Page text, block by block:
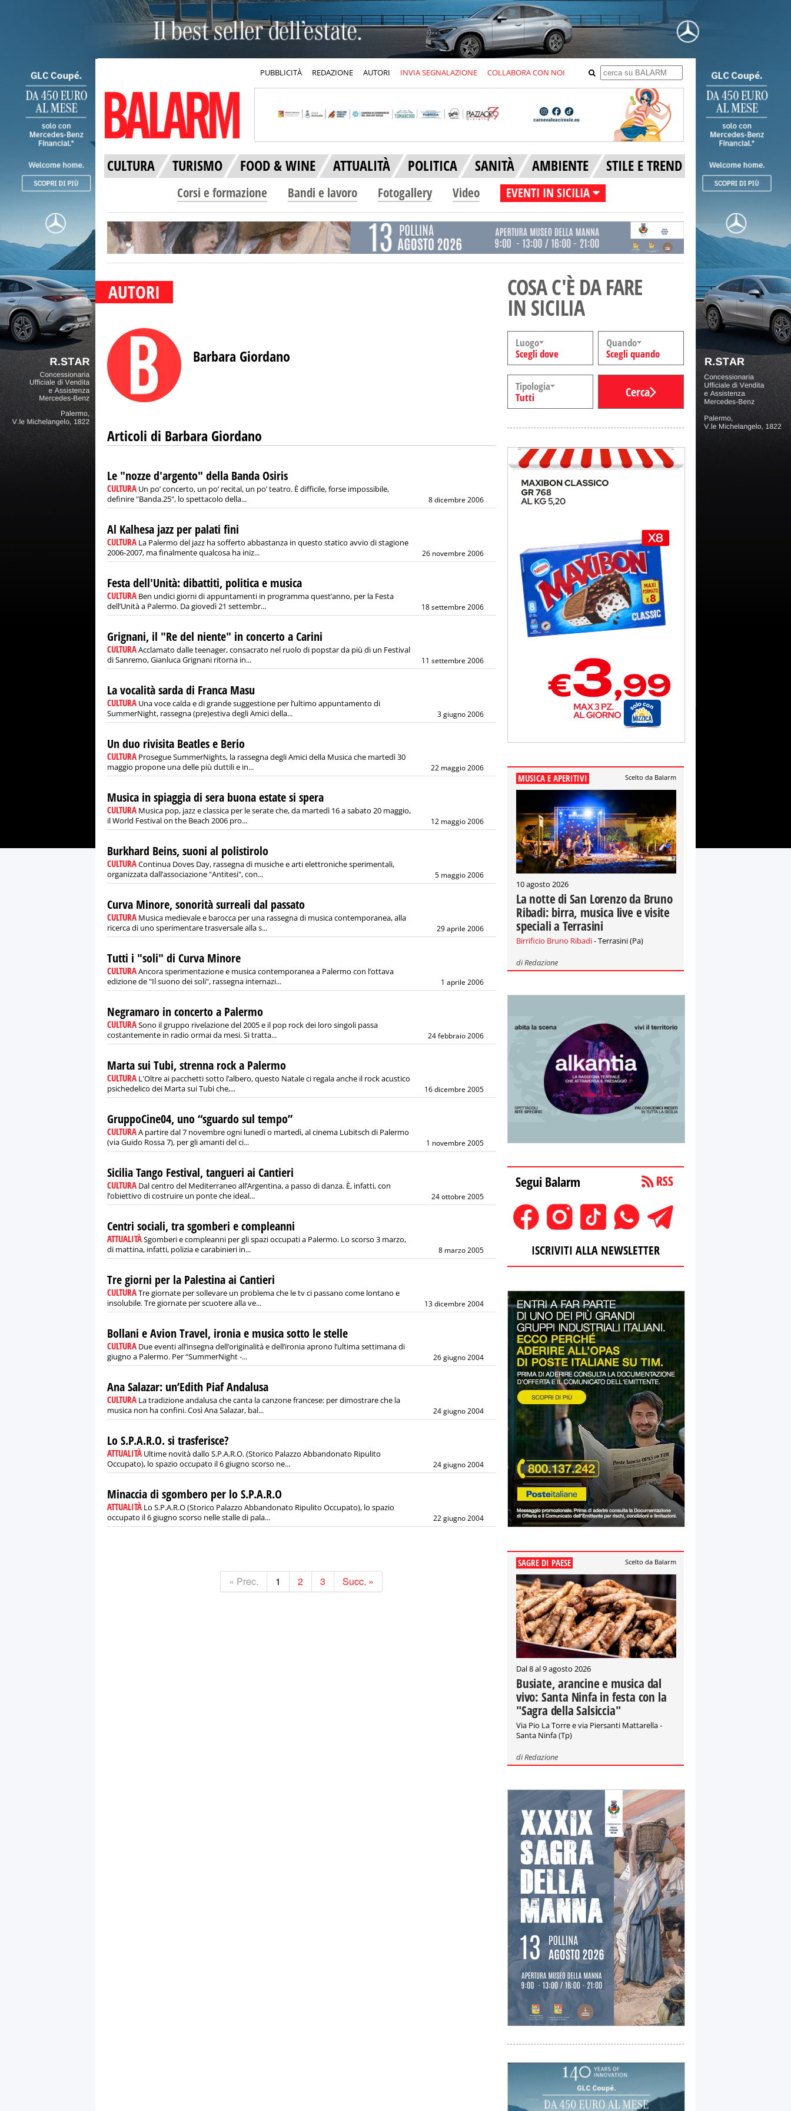
PUBBLICITÀ REDAZIONE AUTORI INVIA SEGNALAZIONE COLLABORA CON NOI
CULTURA TURISMO FOOD & WINE ATTUALITÀ POLITICA SANITÀ AMBIENTE STILE E TREND
Corsi e formazione Bandi e lavoro Fotogallery Video EVENTI IN SICILIA
AUTORI
Barbara Giordano
Articoli di Barbara Giordano
Le "nozze d'argento" della Banda Osiris
CULTURA Un po’ concerto, un po’ recital, un po’ teatro. È difficile, forse impossibile,
definire "Banda.25", lo spettacolo della...
8 dicembre 2006
Al Kalhesa jazz per palati fini
CULTURA La Palermo del jazz ha sofferto abbastanza in questo statico avvio di stagione
2006-2007, ma finalmente qualcosa ha iniz...
26 novembre 2006
Festa dell'Unità: dibattiti, politica e musica
CULTURA Ben undici giorni di appuntamenti in programma quest’anno, per la Festa
dell’Unità a Palermo. Da giovedì 21 settembr...
18 settembre 2006
Grignani, il "Re del niente" in concerto a Carini
CULTURAAcclamato dalle teenager, consacrato nel ruolo di popstar da più di un Festival
di Sanremo, Gianluca Grignani ritorna in...
11 settembre 2006
La vocalità sarda di Franca Masu
CULTURA Una voce calda e di grande suggestione per l’ultimo appuntamento di
SummerNight, rassegna (pre)estiva degli Amici della...
3 giugno 2006
Un duo rivisita Beatles e Berio
CULTURA Prosegue SummerNights, la rassegna degli Amici della Musica che martedì 30
maggio propone una delle più duttili e in...
22 maggio 2006
Musica in spiaggia di sera buona estate si spera
CULTURA Musica pop, jazz e classica per le serate che, da martedì 16 a sabato 20 maggio,
il World Festival on the Beach 2006 pro...
12 maggio 2006
Burkhard Beins, suoni al polistirolo
CULTURAContinua Doves Day, rassegna di musiche e arti elettroniche sperimentali,
organizzata dall’associazione "Antitesi", con...
5 maggio 2006
Curva Minore, sonorità surreali dal passato
CULTURA Musica medievale e barocca per una rassegna di musica contemporanea, alla
ricerca di uno sperimentare trasversale alla s...
29 aprile 2006
Tutti i "soli" di Curva Minore
CULTURAAncora sperimentazione e musica contemporanea a Palermo con l’ottava
edizione de "Il suono dei soli", rassegna internazi...
1 aprile 2006
Negramaro in concerto a Palermo
CULTURASono il gruppo rivelazione del 2005 e il pop rock dei loro singoli passa
costantemente in radio ormai da mesi. Si tratta...
24 febbraio 2006
Marta sui Tubi, strenna rock a Palermo
CULTURA L'Oltre ai pacchetti sotto l’albero, questo Natale ci regala anche il rock acustico
psichedelico dei Marta sui Tubi che,...
16 dicembre 2005
GruppoCine04, uno “sguardo sul tempo”
CULTURAA partire dal 7 novembre ogni lunedì o martedì, al cinema Lubitsch di Palermo
(via Guido Rossa 7), per gli amanti del ci...
1 novembre 2005
Sicilia Tango Festival, tangueri ai Cantieri
CULTURA Dal centro del Mediterraneo all’Argentina, a passo di danza. È, infatti, con
l’obiettivo di costruire un ponte che ideal...
24 ottobre 2005
Centri sociali, tra sgomberi e compleanni
ATTUALITÀSgomberi e compleanni per gli spazi occupati a Palermo. Lo scorso 3 marzo,
di mattina, infatti, polizia e carabinieri in...
8 marzo 2005
Tre giorni per la Palestina ai Cantieri
CULTURATre giornate per sollevare un problema che le tv ci passano come lontano e
insolubile. Tre giornate per scuotere alla ve...
13 dicembre 2004
Bollani e Avion Travel, ironia e musica sotto le stelle
CULTURA Due eventi all’insegna dell’originalità e dell’ironia aprono l’ultima settimana di
giugno a Palermo. Per “SummerNight -...
26 giugno 2004
Ana Salazar: un’Edith Piaf Andalusa
CULTURA La tradizione andalusa che canta la canzone francese: per dimostrare che la
musica non ha confini. Così Ana Salazar, bal...
24 giugno 2004
Lo S.P.A.R.O. si trasferisce?
ATTUALITÀ Ultime novità dallo S.P.A.R.O. (Storico Palazzo Abbandonato Ripulito
Occupato), lo spazio occupato il 6 giugno scorso ne...
24 giugno 2004
Minaccia di sgombero per lo S.P.A.R.O
ATTUALITÀ Lo S.P.A.R.O (Storico Palazzo Abbandonato Ripulito Occupato), lo spazio
occupato il 6 giugno scorso nelle stalle di pala...
22 giugno 2004
« Prec. 1 2 3 Succ. »
COSA C'È DA FARE
IN SICILIA
Luogo
Scegli dove
Quando
Scegli quando
Tipologia
Tutti
Cerca
MUSICA E APERITIVI Scelto da Balarm
10 agosto 2026
La notte di San Lorenzo da Bruno
Ribadi: birra, musica live e visite
speciali a Terrasini
Birrificio Bruno Ribadi- Terrasini (Pa)
diRedazione
Segui Balarm
ISCRIVITI ALLA NEWSLETTER
SAGRE DI PAESE Scelto da Balarm
Dal 8 al 9 agosto 2026
Busiate, arancine e musica dal
vivo: Santa Ninfa in festa con la
"Sagra della Salsiccia"
Via Pio La Torre e via Piersanti Mattarella -
Santa Ninfa (Tp)
diRedazione